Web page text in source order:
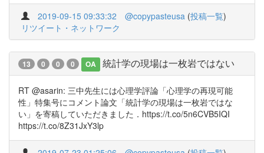
2019-09-15 09:33:32 @copypasteusa (投稿一覧)
リツイート・ネットワーク
13 0 0 0 OA 統計学の現場は一枚岩ではない
RT @asarin: 三中先生には心理学評論「心理学の再現可能
性」特集号にコメント論文「統計学の現場は一枚岩ではな
い」を寄稿していただきました．https://t.co/5n6CVB5IQI
https://t.co/8Z31JxY3lp